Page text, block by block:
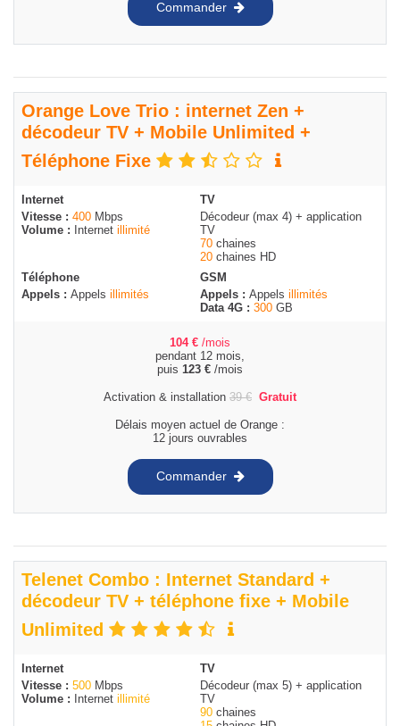
Commander
Orange Love Trio : internet Zen +
décodeur TV + Mobile Unlimited +
Téléphone Fixe
Internet
Vitesse : 400 Mbps
Volume : Internet illimité
TV
Décodeur (max 4) + application
TV
70 chaines
20 chaines HD
Téléphone
Appels : Appels illimités
GSM
Appels : Appels illimités
Data 4G : 300 GB
104 € /mois
pendant 12 mois,
puis 123 € /mois
Activation & installation 39€ Gratuit
Délais moyen actuel de Orange :
12 jours ouvrables
Commander
Telenet Combo : Internet Standard +
décodeur TV + téléphone fixe + Mobile
Unlimited
Internet
Vitesse : 500 Mbps
Volume : Internet illimité
TV
Décodeur (max 5) + application
TV
90 chaines